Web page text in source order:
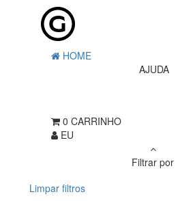
HOME
AJUDA
0 CARRINHO
EU
Filtrar por
Limpar filtros